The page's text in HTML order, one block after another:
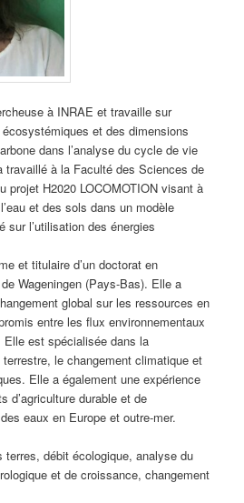
à INRAE et travaille sur
et des dimensions
dans l’analyse du cycle de vie
travaillé à la Faculté des Sciences de
projet H2020 LOCOMOTION visant à
et des sols dans un modèle
sur l’utilisation des énergies
et titulaire d’un doctorat en
Wageningen (Pays-Bas). Elle a
global sur les ressources en
entre les flux environnementaux
est spécialisée dans la
le changement climatique et
Elle a également une expérience
d’agriculture durable et de
eaux en Europe et outre-mer.
terres, débit écologique, analyse du
et de croissance, changement